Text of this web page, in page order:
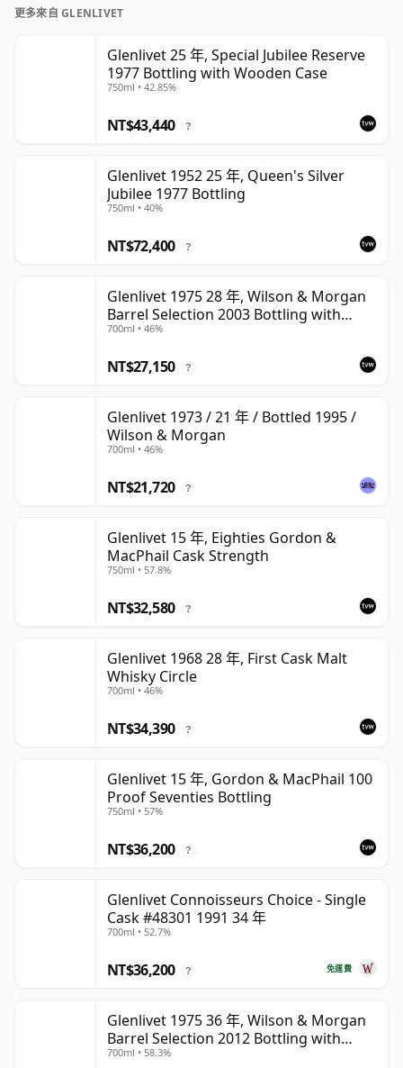
更多來自 GLENLIVET
Glenlivet 25 年, Special Jubilee Reserve
1977 Bottling with Wooden Case
750ml • 42.85%
NT$43,440 ?
Glenlivet 1952 25 年, Queen's Silver
Jubilee 1977 Bottling
750ml • 40%
NT$72,400 ?
Glenlivet 1975 28 年, Wilson & Morgan
Barrel Selection 2003 Bottling with
Wooden Box
700ml • 46%
NT$27,150 ?
Glenlivet 1973 / 21 年 / Bottled 1995 /
Wilson & Morgan
700ml • 46%
NT$21,720 ?
Glenlivet 15 年, Eighties Gordon &
MacPhail Cask Strength
750ml • 57.8%
NT$32,580 ?
Glenlivet 1968 28 年, First Cask Malt
Whisky Circle
700ml • 46%
NT$34,390 ?
Glenlivet 15 年, Gordon & MacPhail 100
Proof Seventies Bottling
750ml • 57%
NT$36,200 ?
Glenlivet Connoisseurs Choice - Single
Cask #48301 1991 34 年
700ml • 52.7%
免運費
NT$36,200 ?
Glenlivet 1975 36 年, Wilson & Morgan
Barrel Selection 2012 Bottling with
Wooden Box
700ml • 58.3%